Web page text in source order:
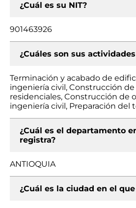
¿Cuál es su NIT?
901463926
¿Cuáles son sus
Terminación y acabado de
ingeniería civil, Construcción
residenciales, Construcción de
ingeniería civil, Preparación del
¿Cuál es el departamento
registra?
ANTIOQUIA
¿Cuál es la ciudad en el